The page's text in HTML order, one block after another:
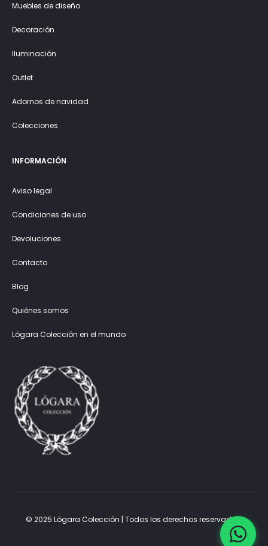
Muebles de diseño
Decoración
Iluminación
Outlet
Adornos de navidad
Colecciones
INFORMACIÓN
Aviso legal
Condiciones de uso
Devoluciones
Contacto
Blog
Quiénes somos
Lógara Colección en el mundo
© 2025 Lógara Colección | Todos los derechos reservados.